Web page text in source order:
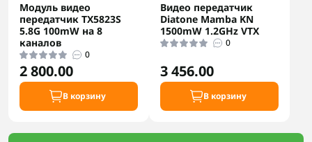
Модуль видео
передатчик TX5823S
5.8G 100mW на 8
каналов
0
2 800.00
В корзину
Видео передатчик
Diatone Mamba KN
1500mW 1.2GHz VTX
0
3 456.00
В корзину